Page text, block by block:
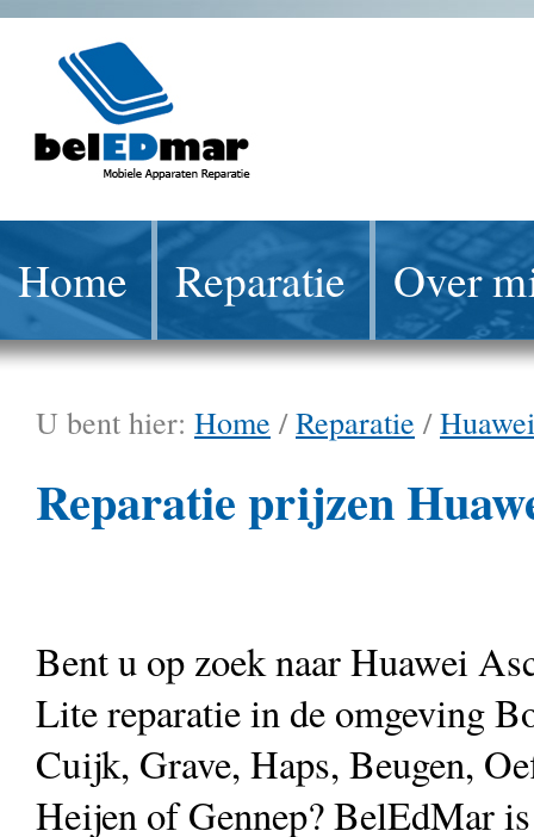
Home Reparatie Over
U bent hier: Home /Reparatie /Huawei
Reparatie prijzen
Bent u op zoek naar Huawei
Lite reparatie in de omgeving
Cuijk, Grave, Haps, Beugen,
Heijen of Gennep? BelEdMar